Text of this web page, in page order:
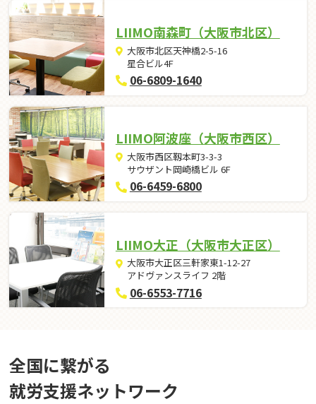
LIIMO南森町（大阪市北区）
大阪市北区天神橋2-5-16
星合ビル4F
06-6809-1640
LIIMO阿波座（大阪市西区）
大阪市西区靱本町3-3-3
サウザント岡崎橋ビル 6F
06-6459-6800
LIIMO大正（大阪市大正区）
大阪市大正区三軒家東1-12-27
アドヴァンスライフ 2階
06-6553-7716
全国に繋がる
就労⽀援ネットワーク